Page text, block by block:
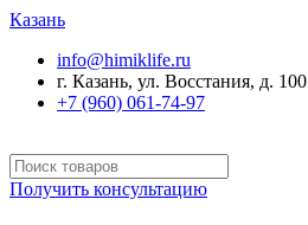
Казань
info@himiklife.ru
г. Казань, ул. Восстания, д. 100
+7 (960) 061-74-97
Получить консультацию